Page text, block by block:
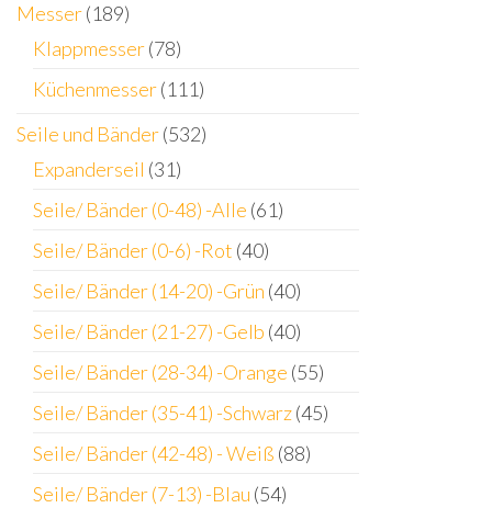
Messer(189)
Klappmesser(78)
Küchenmesser(111)
Seile und Bänder(532)
Expanderseil (31)
Seile/ Bänder (0-48) -Alle (61)
Seile/ Bänder (0-6) -Rot (40)
Seile/ Bänder (14-20) -Grün (40)
Seile/ Bänder (21-27) -Gelb (40)
Seile/ Bänder (28-34) -Orange (55)
Seile/ Bänder (35-41) -Schwarz(45)
Seile/ Bänder (42-48) - Weiß (88)
Seile/ Bänder (7-13) -Blau (54)